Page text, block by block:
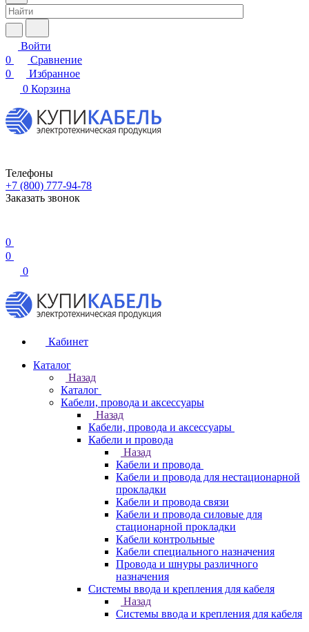
Войти
0
Сравнение
0
Избранное
0 Корзина
Телефоны
+7 (800) 777-94-78
Заказать звонок
0
0
0
Кабинет
Каталог
Назад
Каталог
Кабели, провода и аксессуары
Назад
Кабели, провода и аксессуары
Кабели и провода
Назад
Кабели и провода
Кабели и провода для нестационарной
прокладки
Кабели и провода связи
Кабели и провода силовые для
стационарной прокладки
Кабели контрольные
Кабели специального назначения
Провода и шнуры различного
назначения
Системы ввода и крепления для кабеля
Назад
Системы ввода и крепления для кабеля